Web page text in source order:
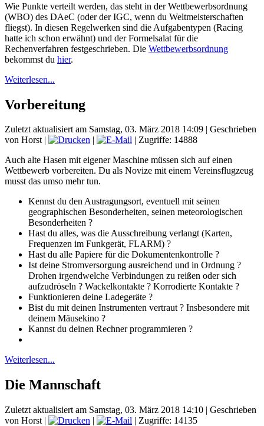
Wie Punkte verteilt werden, das steht in der Wettbewerbsordnung
(WBO) des DAeC (oder der IGC, wenn du Weltmeisterschaften
fliegst). In diesen Regelwerken sind die Aufgabentypen (Racing
hatte ich schon erwähnt) und der Formelsalat für die
Rechenverfahren festgeschrieben. Die Wettbewerbsordnung
bekommst du hier.
Weiterlesen...
Vorbereitung
Zuletzt aktualisiert am Samstag, 03. März 2018 14:09 | Geschrieben
von Horst| |
| Zugriffe: 14888
Auch alte Hasen mit eigener Maschine müssen sich auf einen
Wettbewerb vorbereiten. Du als Novize mit einem Vereinsflugzeug
musst das umso mehr tun.
Kennst du den Austragungsort, eventuell mit seinen
geographischen Besonderheiten, seinen meteorologischen
Besonderheiten ?
Hast du alles, was die Ausschreibung verlangt (Karten,
Frequenzen im Funkgerät, FLARM) ?
Hast du alle Papiere für die Dokumentenkontrolle ?
Ist deine Stromversorgung ausreichend und in Ordnung ?
Drohen irgendwelche Verbindungen zu reißen oder sich
aufzudröseln ? Wackelkontakte ? Korrodierte Kontakte ?
Funktionieren deine Ladegeräte ?
Bist du mit deinen Instrumenten vertraut ? Insbesondere mit
deinem Mäusekino ?
Kannst du deinen Rechner programmieren ?
Weiterlesen...
Die Mannschaft
Zuletzt aktualisiert am Samstag, 03. März 2018 14:10 | Geschrieben
von Horst | |
| Zugriffe: 14135